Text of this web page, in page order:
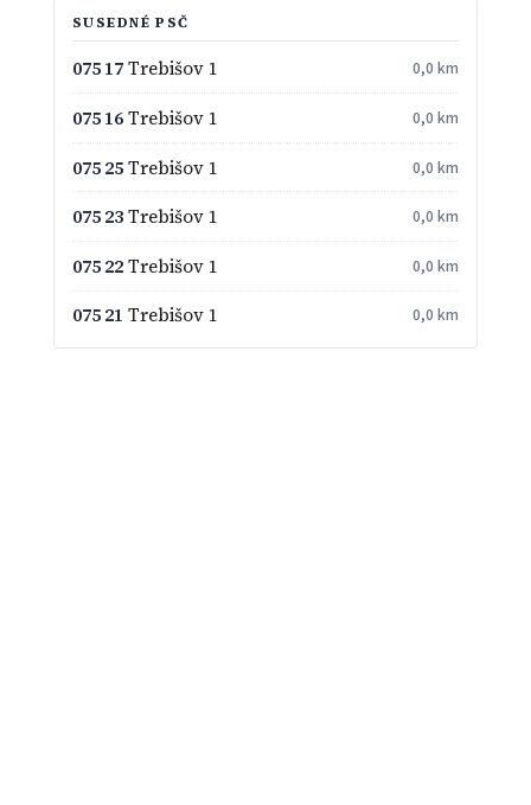
SUSEDNÉ PSČ
075 17Trebišov 1 0,0 km
075 16Trebišov 1 0,0 km
075 25Trebišov 1 0,0 km
075 23Trebišov 1 0,0 km
075 22Trebišov 1 0,0 km
075 21 Trebišov 1 0,0 km